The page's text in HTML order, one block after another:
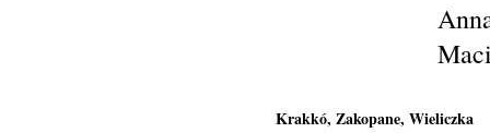
Krakkó, Zakopane, Wieliczka